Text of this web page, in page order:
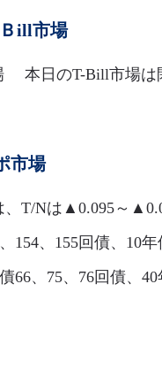
ill市場
本日のT-Bill市場は
市場
、T/Nは▲0.095～
154、155回債、10
66、75、76回債、